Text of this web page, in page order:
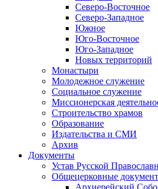
Северо-Восточное
Северо-Западное
Южное
Юго-Восточное
Юго-Западное
Новых территорий
Монастыри
Молодежное служение
Социальное служение
Миссионерская
Строительство храмов
Образование
Издательства и СМИ
Архив
Документы
Устав Русской
Общецерковные
Архиерейский